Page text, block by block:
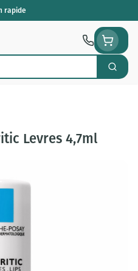
rapide
Levres 4,7ml